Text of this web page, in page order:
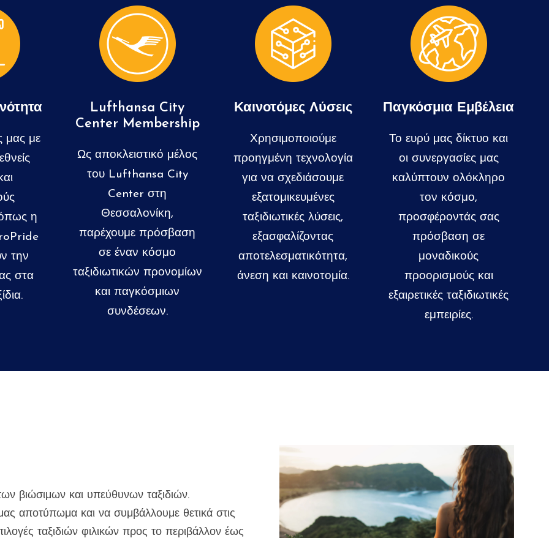
μας με
η
την
στα
Lufthansa City
Center Membership
Ως αποκλειστικό μέλος
του Lufthansa City
Center στη
Θεσσαλονίκη,
παρέχουμε πρόσβαση
σε έναν κόσμο
ταξιδιωτικών προνομίων
και παγκόσμιων
συνδέσεων.
Καινοτόμες Λύσεις
Χρησιμοποιούμε
προηγμένη τεχνολογία
για να σχεδιάσουμε
εξατομικευμένες
ταξιδιωτικές λύσεις,
εξασφαλίζοντας
αποτελεσματικότητα,
άνεση και καινοτομία.
Παγκόσμια Εμβέλεια
Το ευρύ μας δίκτυο και
οι συνεργασίες μας
καλύπτουν ολόκληρο
τον κόσμο,
προσφέροντάς σας
πρόσβαση σε
μοναδικούς
προορισμούς και
εξαιρετικές ταξιδιωτικές
εμπειρίες.
βιώσιμων και υπεύθυνων ταξιδιών.
αποτύπωμα και να συμβάλλουμε θετικά στις
ταξιδιών φιλικών προς το περιβάλλον έως